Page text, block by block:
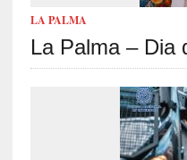
LA PALMA
La Palma – Dia